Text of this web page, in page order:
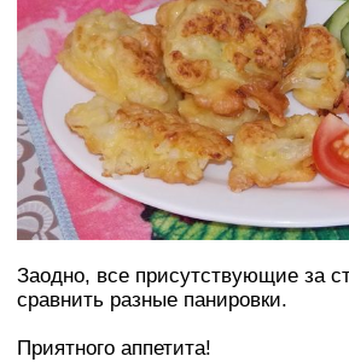
Заодно, все присутствующие за
сравнить разные панировки.
Приятного аппетита!